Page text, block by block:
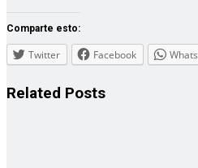
Comparte esto:
Twitter Facebook
Related Posts